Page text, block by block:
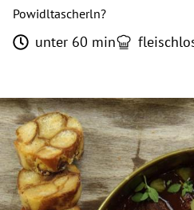
Powidltascherln?
unter 60 min